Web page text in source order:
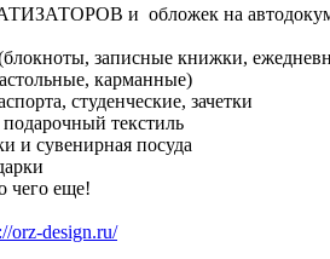
и обложек на
записные книжки,
карманные)
студенческие, зачетки
текстиль
и сувенирная посуда
чего еще!
orz-design.ru/